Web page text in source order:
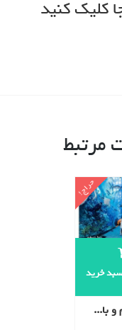
کلیک کنید
مرتبط
حراج!
خرید
آکواریوم و باغ وحش دریایی دبی